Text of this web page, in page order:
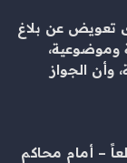
تعويض عن بلاغ
وموضوعية،
وأن الجواز
– أمام محاكم